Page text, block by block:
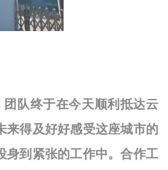
队终于在今天顺利抵达云
来得及好好感受这座城市的
身到紧张的工作中。合作工